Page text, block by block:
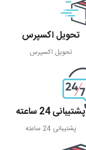
تحویل اکسپرس
تحویل اکسپرس
پشتیبانی 24 ساعته
پشتیبانی 24 ساعته